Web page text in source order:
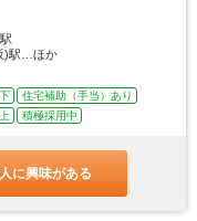
)駅…ほか
住宅補助（手当）あり
積極採用中
に興味がある